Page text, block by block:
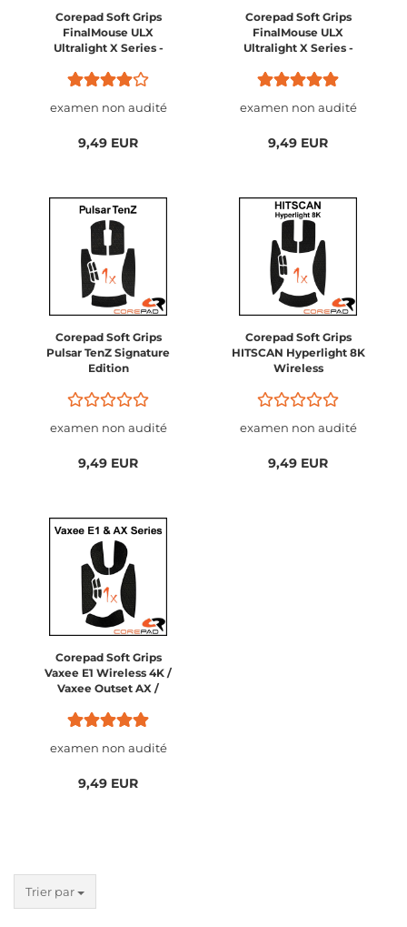
Corepad Soft Grips
FinalMouse ULX
Ultralight X Series -
Pro / Competition /
Frostlord (Size S =
examen non audité
9,49 EUR
Corepad Soft Grips
FinalMouse ULX
Ultralight X Series -
Pro / Competition /
Frostlord (Size L =
examen non audité
9,49 EUR
Corepad Soft Grips
Pulsar TenZ Signature
Edition
examen non audité
9,49 EUR
Corepad Soft Grips
HITSCAN Hyperlight 8K
Wireless
examen non audité
9,49 EUR
Corepad Soft Grips
Vaxee E1 Wireless 4K /
Vaxee Outset AX /
Wireless / Vaxee
examen non audité
9,49 EUR
Trier par